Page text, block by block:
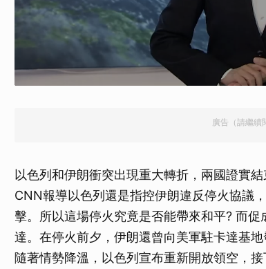
廣告（請繼續
以色列和伊朗衝突出現重大轉折，兩國證實
CNN報導以色列還是指控伊朗違反停火協議
擊。所以這場停火究竟是否能帶來和平? 而
達。在停火前夕，伊朗還曾向美軍駐卡達基
隨著情勢降溫，以色列宣布重新開放領空，